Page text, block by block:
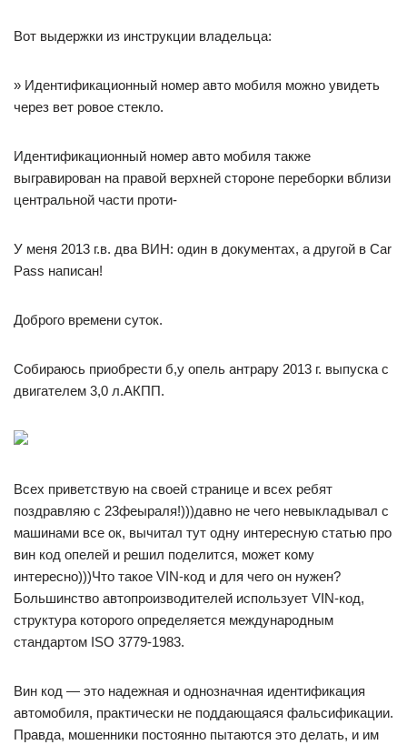
Вот выдержки из инструкции владельца:
» Идентификационный номер авто мобиля можно увидеть
через вет ровое стекло.
Идентификационный номер авто мобиля также
выгравирован на правой верхней стороне переборки вблизи
центральной части проти‐
У меня 2013 г.в. два ВИН: один в документах, а другой в Car
Pass написан!
Доброго времени суток.
Собираюсь приобрести б,у опель антрару 2013 г. выпуска с
двигателем 3,0 л.АКПП.
Всех приветствую на своей странице и всех ребят
поздравляю с 23феыраля!)))давно не чего невыкладывал с
машинами все ок, вычитал тут одну интересную статью про
вин код опелей и решил поделится, может кому
интересно)))Что такое VIN-код и для чего он нужен?
Большинство автопроизводителей использует VIN-код,
структура которого определяется международным
стандартом ISO 3779-1983.
Вин код — это надежная и однозначная идентификация
автомобиля, практически не поддающаяся фальсификации.
Правда, мошенники постоянно пытаются это делать, и им